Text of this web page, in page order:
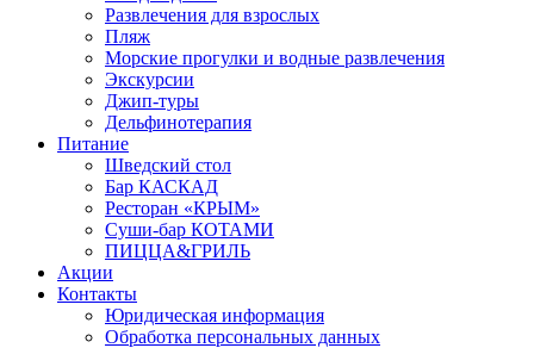
Развлечения для взрослых
Пляж
Морские прогулки и водные развлечения
Экскурсии
Джип-туры
Дельфинотерапия
Питание
Шведский стол
Бар КАСКАД
Ресторан «КРЫМ»
Суши-бар КОТАМИ
ПИЦЦА&ГРИЛЬ
Акции
Контакты
Юридическая информация
Обработка персональных данных